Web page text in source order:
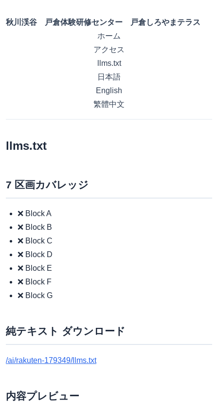
秋川渓谷 戸倉体験研修センター 戸倉しろやまテラス
ホーム
アクセス
llms.txt
日本語
English
繁體中文
llms.txt
7 区画カバレッジ
❌ Block A
❌ Block B
❌ Block C
❌ Block D
❌ Block E
❌ Block F
❌ Block G
純テキスト ダウンロード
/ai/rakuten-179349/llms.txt
内容プレビュー